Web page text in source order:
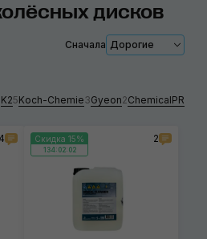
дисков
Сначала Дорогие
K25Koch-Chemie3Gyeon2ChemicalPRO
4 Скидка 15%
134:02:02
2